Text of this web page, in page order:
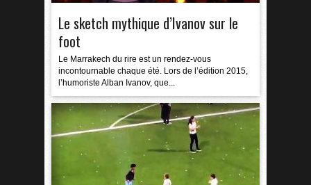
Le sketch mythique d’Ivanov sur le
foot
Le Marrakech du rire est un rendez-vous
incontournable chaque été. Lors de l’édition 2015,
l’humoriste Alban Ivanov, que...